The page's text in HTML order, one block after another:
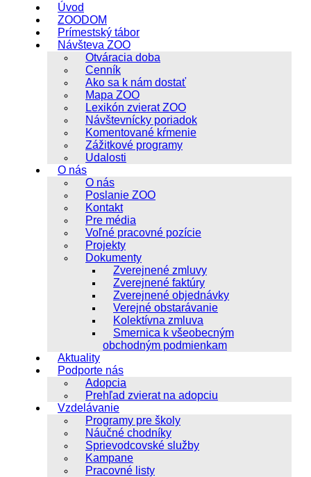
Úvod
ZOODOM
Prímestský tábor
Návšteva ZOO
Otváracia doba
Cenník
Ako sa k nám dostať
Mapa ZOO
Lexikón zvierat ZOO
Návštevnícky poriadok
Komentované kŕmenie
Zážitkové programy
Udalosti
O nás
O nás
Poslanie ZOO
Kontakt
Pre média
Voľné pracovné pozície
Projekty
Dokumenty
Zverejnené zmluvy
Zverejnené faktúry
Zverejnené objednávky
Verejné obstarávanie
Kolektívna zmluva
Smernica k všeobecným
obchodným podmienkam
Aktuality
Podporte nás
Adopcia
Prehľad zvierat na adopciu
Vzdelávanie
Programy pre školy
Náučné chodníky
Sprievodcovské služby
Kampane
Pracovné listy